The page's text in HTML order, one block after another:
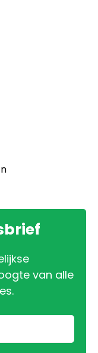
van alle